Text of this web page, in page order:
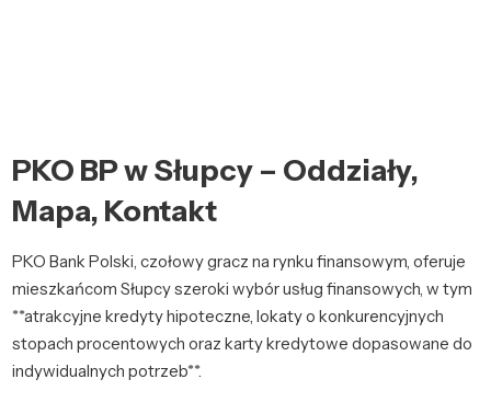
PKO BP w Słupcy – Oddziały,
Mapa, Kontakt
PKO Bank Polski, czołowy gracz na rynku finansowym, oferuje
mieszkańcom Słupcy szeroki wybór usług finansowych, w tym
**atrakcyjne kredyty hipoteczne, lokaty o konkurencyjnych
stopach procentowych oraz karty kredytowe dopasowane do
indywidualnych potrzeb**.